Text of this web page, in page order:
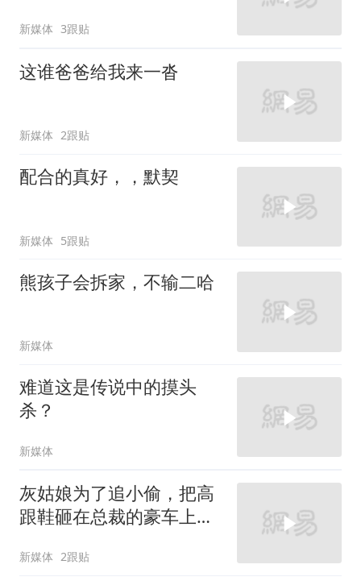
新媒体 3跟贴
这谁爸爸给我来一沓
新媒体 2跟贴
配合的真好，，默契
新媒体 5跟贴
熊孩子会拆家，不输二哈
新媒体
难道这是传说中的摸头
杀？
新媒体
灰姑娘为了追小偷，把高
跟鞋砸在总裁的豪车上，
新媒体 2跟贴